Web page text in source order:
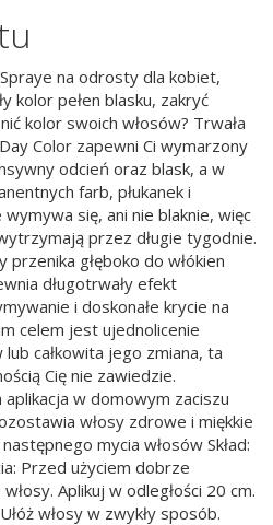
na odrosty dla kobiet,
kolor pełen blasku, zakryć
kolor swoich włosów? Trwała
Color zapewni Ci wymarzony
odcień oraz blask, a w
farb, płukanek i
się, ani nie blaknie, więc
przez długie tygodnie.
przenika głęboko do włókien
długotrwały efekt
i doskonałe krycie na
celem jest ujednolicenie
całkowita jego zmiana, ta
Cię nie zawiedzie.
aplikacja w domowym zaciszu
włosy zdrowe i miękkie
mycia włosów Skład:
Przed użyciem dobrze
Aplikuj w odległości 20 cm.
włosy w zwykły sposób.